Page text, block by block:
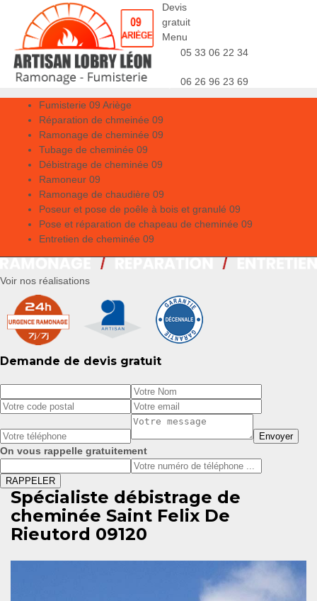
Devis
gratuit
Menu
05 33 06 22 34
06 26 96 23 69
Fumisterie 09 Ariège
Réparation de chmeinée 09
Ramonage de cheminée 09
Tubage de cheminée 09
Débistrage de cheminée 09
Ramoneur 09
Ramonage de chaudière 09
Poseur et pose de poêle à bois et granulé 09
Pose et réparation de chapeau de cheminée 09
Entretien de cheminée 09
Voir nos réalisations
Demande de devis gratuit
On vous rappelle gratuitement
Spécialiste débistrage de
cheminée Saint Felix De
Rieutord 09120